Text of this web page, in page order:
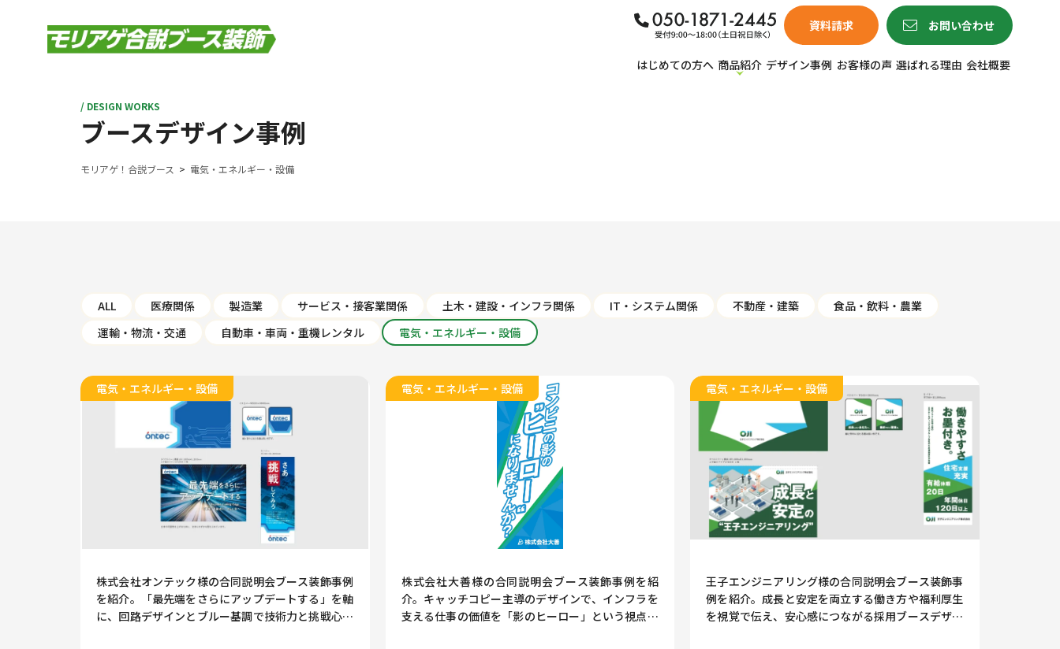
資料請求 お問い合わせ
はじめての方へ 商品紹介 デザイン事例 お客様の声 選ばれる理由 会社概要
/ DESIGN WORKS
ブースデザイン事例
モリアゲ！合説ブース 電気・エネルギー・設備
ALL 医療関係 製造業 サービス・接客業関係 土木・建設・インフラ関係 IT・システム関係 不動産・建築
食品・飲料・農業
運輸・物流・交通
自動車・車両・重機レンタル 電気・エネルギー・設備
電気・エネルギー・設備
株式会社オンテック様の合同説明会ブース装飾事例
を紹介。「最先端をさらにアップデートする」を軸
に、回路デザインとブルー基調で技術力と挑戦心を
電気・エネルギー・設備
株式会社大善様の合同説明会ブース装飾事例を紹
介。キャッチコピー主導のデザインで、インフラを
支える仕事の価値を「影のヒーロー」という視点か
電気・エネルギー・設備
王子エンジニアリング様の合同説明会ブース装飾事
例を紹介。成長と安定を両立する働き方や福利厚生
を視覚で伝え、安心感につながる採用ブースデザイ